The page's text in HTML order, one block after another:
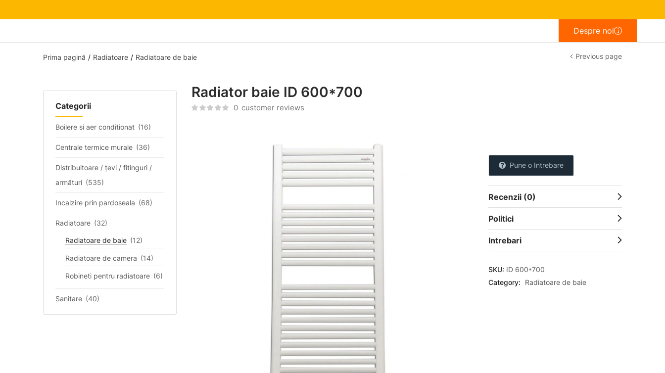
Despre noi
Prima pagină Radiatoare Radiatoare de baie Previous page
Categorii
Boilere si aer conditionat (16)
Centrale termice murale (36)
Distribuitoare / țevi / fitinguri /
armături (535)
Incalzire prin pardoseala (68)
Radiatoare (32)
Radiatoare de baie (12)
Radiatoare de camera (14)
Robineti pentru radiatoare (6)
Sanitare (40)
Radiator baie ID 600*700
0 customer reviews
Pune o Intrebare
Recenzii (0)
Politici
Intrebari
SKU: ID 600*700
Category:
Radiatoare de baie